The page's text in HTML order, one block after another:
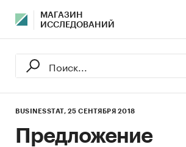
МАГАЗИН
ИССЛЕДОВАНИЙ
BUSINESSTAT, 25 СЕНТЯБРЯ 2018
Предложение